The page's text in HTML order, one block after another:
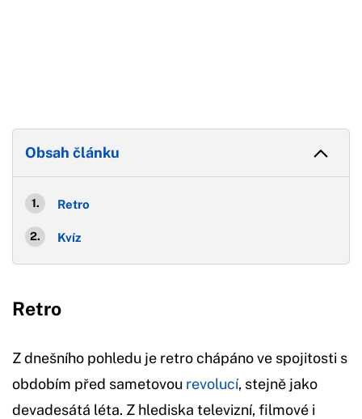
Obsah článku
Retro
Kvíz
Retro
Z dnešního pohledu je retro chápáno ve spojitosti s
obdobím před sametovou revolucí, stejně jako
devadesátá léta. Z hlediska televizní, filmové i